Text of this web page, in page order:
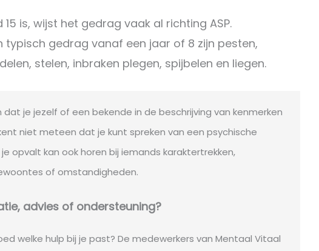
is, wijst het gedrag vaak al richting ASP.
typisch gedrag vanaf een jaar of 8 zijn pesten,
stelen, inbraken plegen, spijbelen en liegen.
dat je jezelf of een bekende in de beschrijving van kenmerken
niet meteen dat je kunt spreken van een psychische
opvalt kan ook horen bij iemands karaktertrekken,
of omstandigheden.
advies of ondersteuning?
welke hulp bij je past? De medewerkers van Mentaal Vitaal